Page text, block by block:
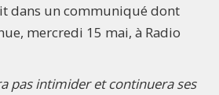
dans un communiqué dont
mercredi 15 mai, à Radio
pas intimider et continuera ses